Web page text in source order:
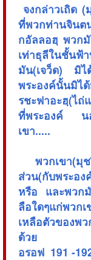
 จงกล่าวเถิ
ที่พวกท่านจิน
กอัลลอฮฺ พวก
เท่าธุลีในชั้น
มัน(เจว็ด) มิไ
พระองค์นั้นมิไ
รชะฟาอะฮฺ(ไถ่
ที่พระองค์ น
เขา..... (
 พวกเขา(
ส่วน(กับพระอ
หรือ และพวก
ลือใดๆแก่พวก
เหลือตัวของพว
ด้ว
อรอฟ 191 -